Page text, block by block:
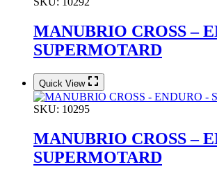
MANUBRIO CROSS –
SUPERMOTARD
Quick View
SKU: 10295
MANUBRIO CROSS –
SUPERMOTARD